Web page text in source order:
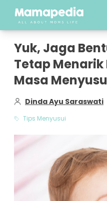
Yuk, Jaga
Tetap
Masa
Dinda Ayu Saraswati
Tips Menyusui